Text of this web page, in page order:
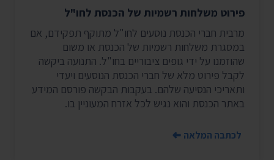
פירוט משלחות רשמיות של הכנסת לחו"ל
מרבית חברי הכנסת נוסעים לחו"ל מתוקף תפקידם, אם
במסגרת משלחות רשמיות של הכנסת או משום
שהוזמנו על ידי גופים ציבוריים בחו"ל. התנועה ביקשה
לקבל פירוט מלא של חברי הכנסת הנוסעים ויעדי
ותאריכי הנסיעה שלהם. בעקבות הבקשה פורסם המידע
באתר הכנסת והוא נגיש לכל אזרח המעוניין בו.
לכתבה המלאה